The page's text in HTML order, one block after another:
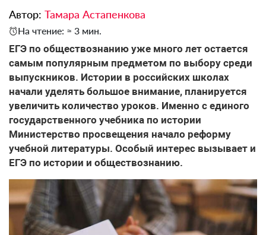
Автор: Тамара Астапенкова
На чтение: ≈ 3 мин.
ЕГЭ по обществознанию уже много лет остается
самым популярным предметом по выбору среди
выпускников. Истории в российских школах
начали уделять большое внимание, планируется
увеличить количество уроков. Именно с единого
государственного учебника по истории
Министерство просвещения начало реформу
учебной литературы. Особый интерес вызывает и
ЕГЭ по истории и обществознанию.